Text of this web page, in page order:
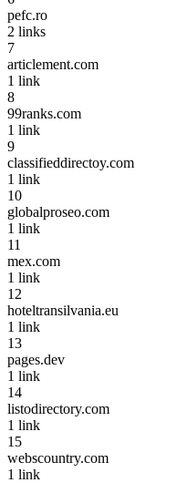
pefc.ro
2 links
7
articlement.com
1 link
8
99ranks.com
1 link
9
classifieddirectoy.com
1 link
10
globalproseo.com
1 link
11
mex.com
1 link
12
hoteltransilvania.eu
1 link
13
pages.dev
1 link
14
listodirectory.com
1 link
15
webscountry.com
1 link